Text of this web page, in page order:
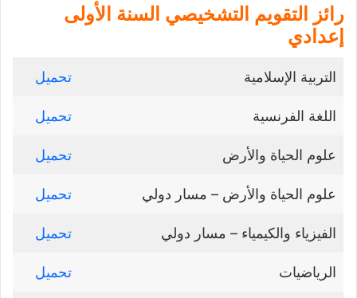
رائز التقويم التشخيصي السنة الأولى
إعدادي
التربية الإسلامية تحميل
اللغة الفرنسية تحميل
علوم الحياة والأرض تحميل
علوم الحياة والأرض – مسار دولي تحميل
الفيزياء والكيمياء – مسار دولي تحميل
الرياضيات تحميل